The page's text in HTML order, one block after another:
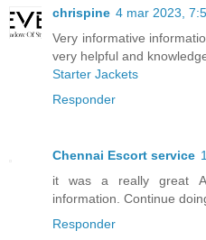
chrispine 4 mar 2023,
Very informative
very helpful and
Starter Jackets
Responder
Chennai Escort service
it was a really great
information. Continue
Responder